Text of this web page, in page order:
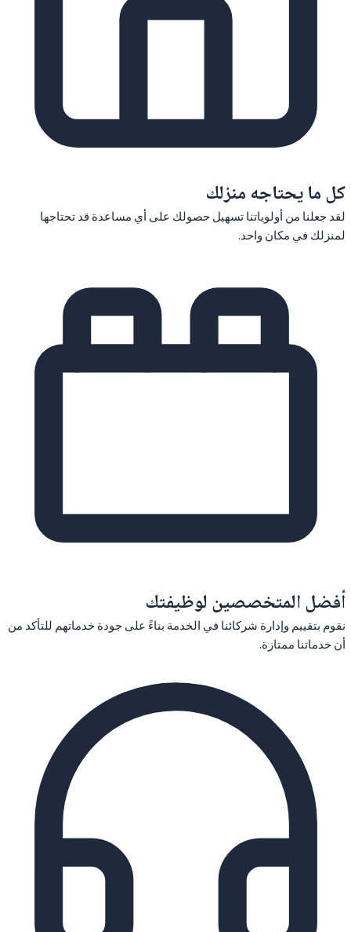
كل ما يحتاجه منزلك
لقد جعلنا من أولوياتنا تسهيل حصولك على أي مساعدة قد تحتاجها
لمنزلك في مكان واحد.
أفضل المتخصصين لوظيفتك
نقوم بتقييم وإدارة شركائنا في الخدمة بناءً على جودة خدماتهم للتأكد من
أن خدماتنا ممتازة.